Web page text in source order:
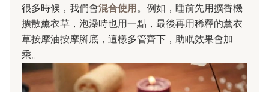
很多時候，我們會混合使用 。例如，睡前先用擴香機
擴散薰衣草，泡澡時也用一點，最後再用稀釋的薰衣
草按摩油按摩腳底，這樣多管齊下，助眠效果會加
乘。